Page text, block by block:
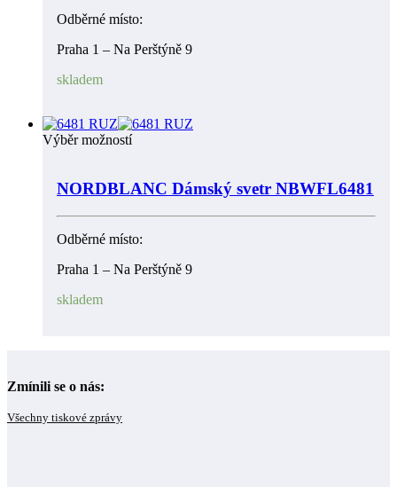
Odběrné místo:
Praha 1 – Na Perštýně 9
skladem
Výběr možností
NORDBLANC Dámský svetr NBWFL6481
Odběrné místo:
Praha 1 – Na Perštýně 9
skladem
Zmínili se o nás:
Všechny tiskové zprávy